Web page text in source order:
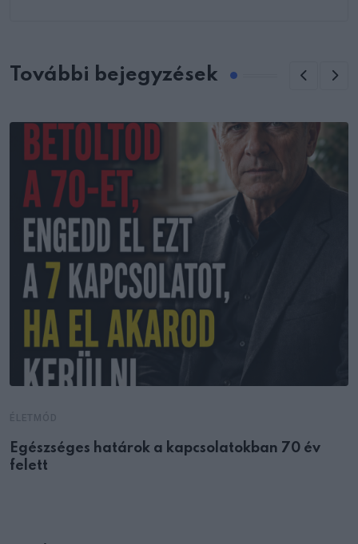
További bejegyzések
Egészséges határok a kapcsolatokban 70 év
felett